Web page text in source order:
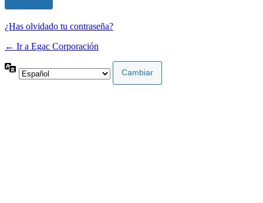
¿Has olvidado tu contraseña?
← Ir a Egac Corporación